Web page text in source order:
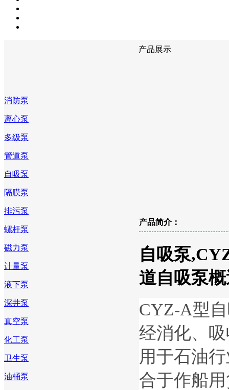
消防泵
离心泵
多级泵
管道泵
自吸泵
隔膜泵
排污泵
螺杆泵
磁力泵
计量泵
液下泵
深井泵
真空泵
化工泵
卫生泵
油桶泵
产品展示
产品简介：
自吸泵
道自吸泵
CYZ-A型
经消化、
用于石油
合于作船